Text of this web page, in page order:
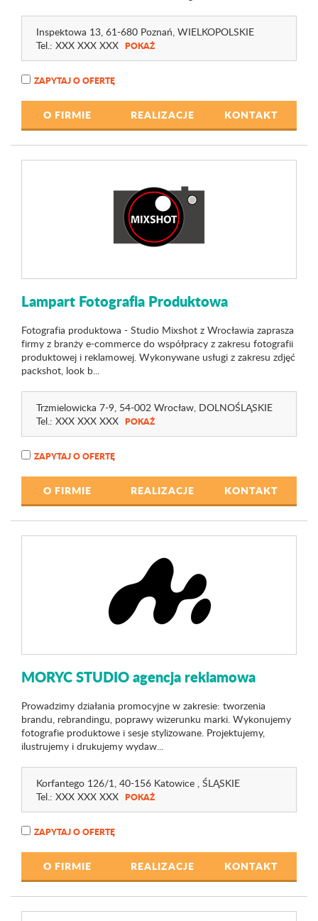
Inspektowa 13, 61-680 Poznań, WIELKOPOLSKIE
Tel.: XXX XXX XXX POKAŻ
ZAPYTAJ O OFERTĘ
O FIRMIE REALIZACJE KONTAKT
Lampart Fotografia Produktowa
Fotografia produktowa - Studio Mixshot z Wrocławia zaprasza
firmy z branży e-commerce do współpracy z zakresu fotografii
produktowej i reklamowej. Wykonywane usługi z zakresu zdjęć
packshot, look b...
Trzmielowicka 7-9, 54-002 Wrocław, DOLNOŚLĄSKIE
Tel.: XXX XXX XXX POKAŻ
ZAPYTAJ O OFERTĘ
O FIRMIE REALIZACJE KONTAKT
MORYC STUDIO agencja reklamowa
Prowadzimy działania promocyjne w zakresie: tworzenia
brandu, rebrandingu, poprawy wizerunku marki. Wykonujemy
fotografie produktowe i sesje stylizowane. Projektujemy,
ilustrujemy i drukujemy wydaw...
Korfantego 126/1, 40-156 Katowice , ŚLĄSKIE
Tel.: XXX XXX XXX POKAŻ
ZAPYTAJ O OFERTĘ
O FIRMIE REALIZACJE KONTAKT